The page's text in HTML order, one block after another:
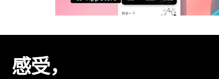
感受，